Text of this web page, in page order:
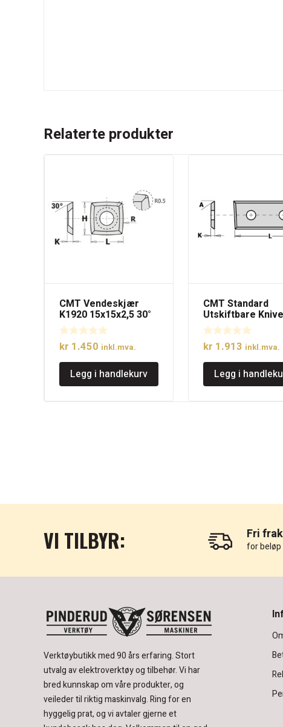
Relaterte produkter
CMT Vendeskjær
K1920 15x15x2,5 30°
R=150, 10stk.
kr 1.450 inkl.mva.
Legg i handlekurv
CMT Standard
Utskiftbare
4 skjærekanter
kr 1.913 inkl.mva.
Legg i
VI TILBYR: Fri
for beløp
Verktøybutikk med 90 års erfaring.Stort
utvalg av elektroverktøy og tilbehør.Vi har
bred kunnskap om våre produkter, og
veileder til riktig maskinvalg. Ring for en
hyggelig prat, og vi avtaler gjerne et